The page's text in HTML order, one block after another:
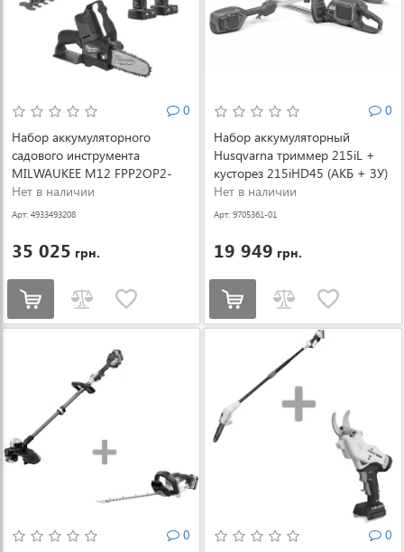
0
Набор аккумуляторного
садового инструмента
MILWAUKEE M12 FPP2OP2-
642 (4933493208)
Нет в наличии
Арт: 4933493208
35 025 грн.
0
Набор аккумуляторный
Husqvarna триммер 215iL +
кусторез 215iHD45 (АКБ + ЗУ)
(9705361-01)
Нет в наличии
Арт: 9705361-01
19 949 грн.
0
0